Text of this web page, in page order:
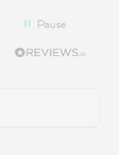
Pause